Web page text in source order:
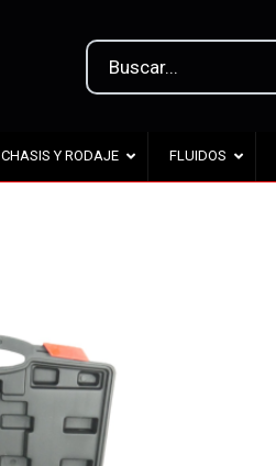
CHASIS Y RODAJE FLUIDOS